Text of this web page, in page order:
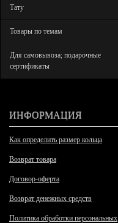
Тату
Товары по темам
Для самовывоза; подарочные
сертификаты
ИНФОРМАЦИЯ
Как определить размер кольца
Возврат товара
Договор-оферта
Возврат денежных средств
Политика обработки персональных